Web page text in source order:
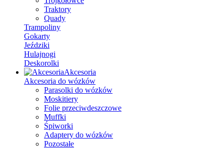
Traktory
Quady
Trampoliny
Gokarty
Jeździki
Hulajnogi
Deskorolki
Akcesoria
Akcesoria do wózków
Parasolki do wózków
Moskitiery
Folie przeciwdeszczowe
Muffki
Śpiworki
Adaptery do wózków
Pozostałe